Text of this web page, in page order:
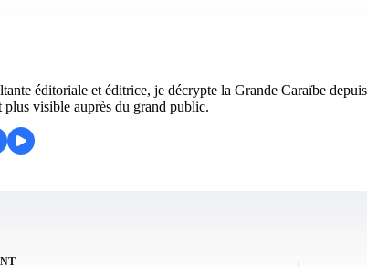
éditoriale et éditrice, je décrypte la Grande Caraïbe
plus visible auprès du grand public.